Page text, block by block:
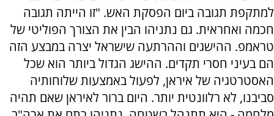
למתקפת תגובה ביום הפסקת האש. "זו הייתה תגובה
חכמה ואחראית. גם נתניהו הבין את הצורך הפוליטי של
טראמפ. ההישגים וההרתעה שישראל יצרה במבצע הזה
הם בעיני חסרי תקדים. ההישג הגדול ביותר הוא שכל
האסטרטגיה של איראן, לפעול באמצעות שלוחותיה
סביבנו, לא רלוונטית יותר. היום ברור לאיראן שאם תהיה